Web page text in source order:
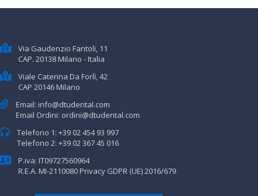
Via Gaudenzio Fantoli, 11
CAP. 20138 Milano - Italia
Viale Caterina Da Forlì, 42
CAP 20146 Milano
Email: info@dtudental.com
Email Ordini: ordini@dtudental.com
Telefono 1: +39 02 454 93 997
Telefono 2: +39 02 367 45 016
P.iva: IT09727560964
R.E.A. MI-2110080Privacy GDPR (UE) 2016/679